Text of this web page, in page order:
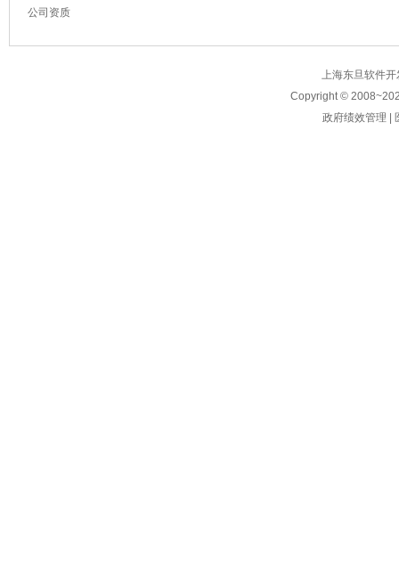
公司资质
上海东旦软件
Copyright © 2008~
政府绩效管理